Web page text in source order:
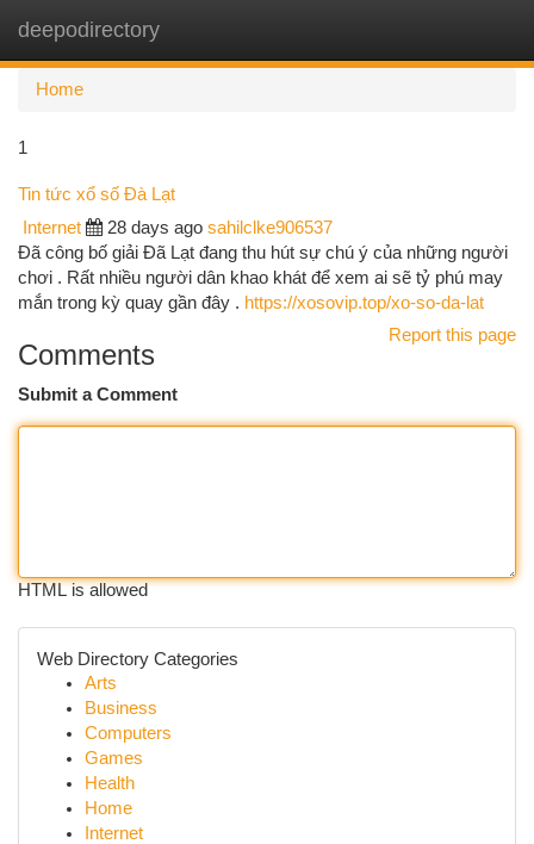
deepodirectory
Home
1
Tin tức xổ số Đà Lạt
Internet 28 days ago sahilclke906537
Đã công bố giải Đã Lạt đang thu hút sự chú ý của những người
chơi . Rất nhiều người dân khao khát để xem ai sẽ tỷ phú may
mắn trong kỳ quay gần đây . https://xosovip.top/xo-so-da-lat
Report this page
Comments
Submit a Comment
HTML is allowed
Web Directory Categories
Arts
Business
Computers
Games
Health
Home
Internet